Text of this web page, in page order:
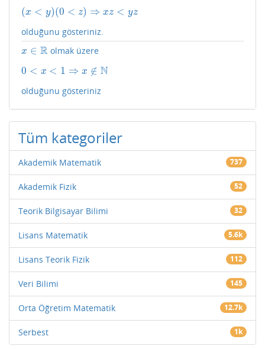
(x < y)(0 < z) ⇒ xz < yz
(x<y) 0< z)⇒xz<yz
olduğunu gösteriniz.
x ∈ R
x∈R olmak üzere
0 < x < 1 ⇒ x ∉ N
0<x< 1⇒x∉N
olduğunu gösteriniz
Tüm kategoriler
Akademik Matematik 737
Akademik Fizik 52
Teorik Bilgisayar Bilimi 32
Lisans Matematik 5.6k
Lisans Teorik Fizik 112
Veri Bilimi 145
Orta Öğretim Matematik 12.7k
Serbest 1k